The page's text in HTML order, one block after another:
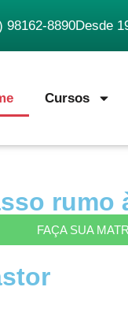
98162-8890Desde
Cursos
rumo
FAÇA SUA